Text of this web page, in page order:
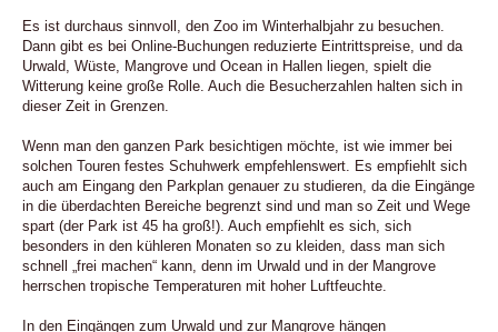
Es ist durchaus sinnvoll, den Zoo im Winterhalbjahr zu besuchen.
Dann gibt es bei Online-Buchungen reduzierte Eintrittspreise, und da
Urwald, Wüste, Mangrove und Ocean in Hallen liegen, spielt die
Witterung keine große Rolle. Auch die Besucherzahlen halten sich in
dieser Zeit in Grenzen.
Wenn man den ganzen Park besichtigen möchte, ist wie immer bei
solchen Touren festes Schuhwerk empfehlenswert. Es empfiehlt sich
auch am Eingang den Parkplan genauer zu studieren, da die Eingänge
in die überdachten Bereiche begrenzt sind und man so Zeit und Wege
spart (der Park ist 45 ha groß!). Auch empfiehlt es sich, sich
besonders in den kühleren Monaten so zu kleiden, dass man sich
schnell „frei machen“ kann, denn im Urwald und in der Mangrove
herrschen tropische Temperaturen mit hoher Luftfeuchte.
In den Eingängen zum Urwald und zur Mangrove hängen